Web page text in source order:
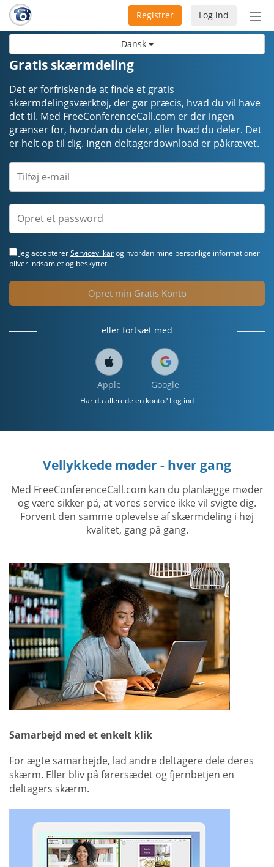
Dansk
Slå
Log ind
Registrer
Gratis skærmdeling
Det er forfriskende at finde et gratis
skærmdelingsværktøj, der gør præcis, hvad du vil have
det til. Med FreeConferenceCall.com er der ingen
grænser for, hvordan du deler, eller hvad du deler. Det
er helt op til dig. Ingen deltagerdownload er påkrævet.
Jeg acceptererServicevilkårog hvordan mine personlige informationer
bliver indsamlet og beskyttet.
Opret min Gratis Konto
eller fortsæt med
Apple Google
Har du allerede en konto? Log ind
Vellykkede møder - hver gang
Med FreeConferenceCall.com kan du planlægge møder
og være sikker på, at vores service ikke vil svigte dig.
Forvent den samme oplevelse af skærmdeling i høj
kvalitet, gang på gang.
Samarbejd med et enkelt klik
For ægte samarbejde, lad andre deltagere dele deres
skærm. Eller bliv på førersædet og fjernbetjen en
deltagers skærm.